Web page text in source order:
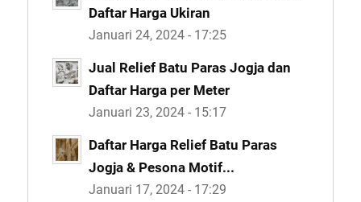
Daftar Harga Ukiran
Januari 24, 2024 - 17:25
Jual Relief Batu Paras Jogja dan
Daftar Harga per Meter
Januari 23, 2024 - 15:17
Daftar Harga Relief Batu Paras
Jogja & Pesona Motif...
Januari 17, 2024 - 17:29